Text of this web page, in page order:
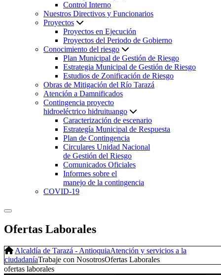
Control Interno
Nuestros Directivos y Funcionarios
Proyectos
Proyectos en Ejecución
Proyectos del Periodo de Gobierno
Conocimiento del riesgo
Plan Municipal de Gestión de Riesgo
Estrategia Municipal de Gestión de Riesgo
Estudios de Zonificación de Riesgo
Obras de Mitigación del Río Tarazá
Atención a Damnificados
Contingencia proyecto
hidroeléctrico hidruituango
Caracterización de escenario
Estrategía Municipal de Respuesta
Plan de Contingencia
Circulares Unidad Nacional
de Gestión del Riesgo
Comunicados Oficiales
Informes sobre el
manejo de la contingencia
COVID-19
Ofertas Laborales
Alcaldía de Tarazá - AntioquiaAtención y servicios a la
ciudadaníaTrabaje con NosotrosOfertas Laborales
​ofert​as laborales